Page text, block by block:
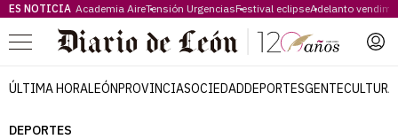
ES NOTICIA Academia AireTensión UrgenciasFestival eclipseAdelanto
Menú
ÚLTIMA HORALEÓNPROVINCIASOCIEDADDEPORTESGENTECULTURA
DEPORTES